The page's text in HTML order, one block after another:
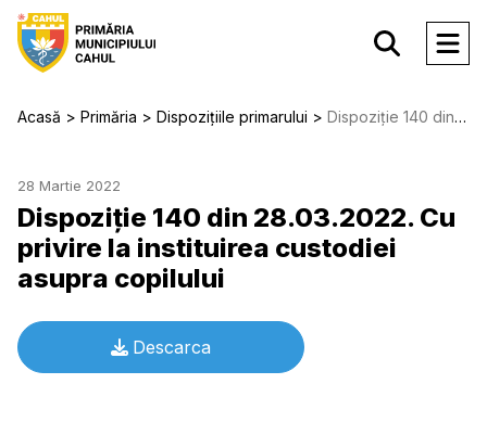
Acasă Primăria Dispozițiile primarului Dispoziție 140 din 28.03.2022. Cu privire la instituirea custodiei asupra copilului
28 Martie 2022
Dispoziție 140 din 28.03.2022. Cu
privire la instituirea custodiei
asupra copilului
Descarca